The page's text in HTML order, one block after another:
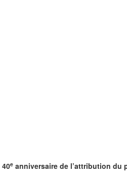
40e anniversaire de l’attribution du